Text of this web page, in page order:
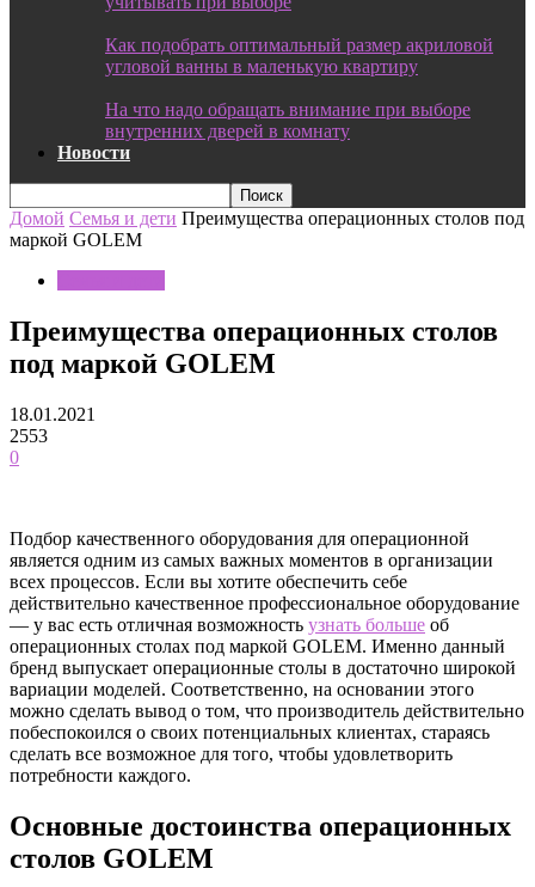
Как подобрать оптимальный размер акриловой
угловой ванны в маленькую квартиру
На что надо обращать внимание при выборе
внутренних дверей в комнату
Новости
Домой Семья и дети Преимущества операционных столов под
маркой GOLEM
Преимущества операционных столов
под маркой GOLEM
18.01.2021
2553
0
Подбор качественного оборудования для операционной
является одним из самых важных моментов в организации
всех процессов. Если вы хотите обеспечить себе
действительно качественное профессиональное оборудование
— у вас есть отличная возможность узнать больше об
операционных столах под маркой GOLEM. Именно данный
бренд выпускает операционные столы в достаточно широкой
вариации моделей. Соответственно, на основании этого
можно сделать вывод о том, что производитель действительно
побеспокоился о своих потенциальных клиентах, стараясь
сделать все возможное для того, чтобы удовлетворить
потребности каждого.
Основные достоинства операционных
столов GOLEM